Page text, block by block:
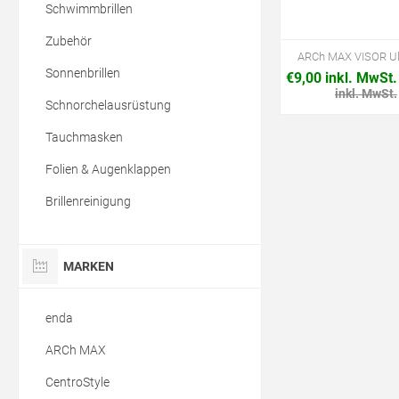
ARCh MAX VISOR
€9,00 inkl. MwSt.
inkl. MwSt.
Schwimmbrillen
Zubehör
Sonnenbrillen
Schnorchelausrüstung
Tauchmasken
Folien & Augenklappen
Brillenreinigung
MARKEN
enda
ARCh MAX
CentroStyle